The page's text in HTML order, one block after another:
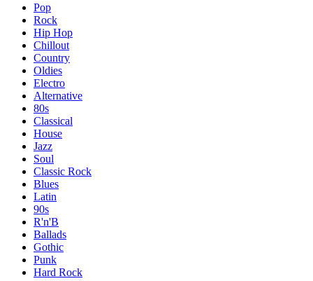
Pop
Rock
Hip Hop
Chillout
Country
Oldies
Electro
Alternative
80s
Classical
House
Jazz
Soul
Classic Rock
Blues
Latin
90s
R'n'B
Ballads
Gothic
Punk
Hard Rock